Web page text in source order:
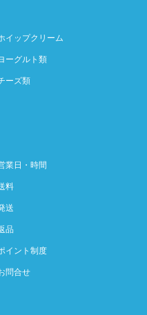
イップクリーム
ーグルト類
ーズ類
業日・時間
料
送
品
イント制度
問合せ